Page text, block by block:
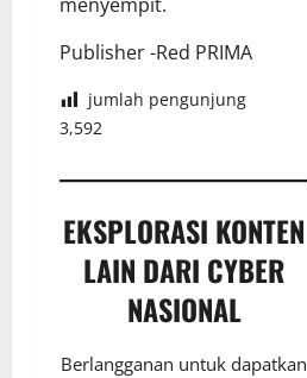
menyempit.
Publisher -Red PRIMA
jumlah pengunjung
3,592
EKSPLORASI KONTEN
LAIN DARI CYBER
NASIONAL
Berlangganan untuk dapatkan